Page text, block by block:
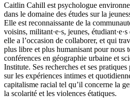
Caitlin Cahill est psychologue
dans le domaine des études sur la
Elle est reconnaissante de la
voisins, militant·e·s, jeunes,
elle a l’occasion de collaborer, et qui
plus libre et plus humanisant pour nous
conférences en géographie urbaine et
Institute. Ses recherches et ses
sur les expériences intimes et
capitalisme racial tel qu’il concerne la
la scolarité et les violences étatiques.